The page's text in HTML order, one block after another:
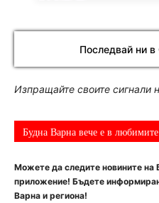
Последвай ни в
Изпращайте своите сигнали
Будна Варна вече е в
Можете да следите новините на
приложение! Бъдете
Варна и региона!